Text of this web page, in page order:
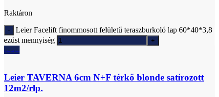
Raktáron
Leier Facelift finommosott felületű teraszburkoló lap 60*40*3,8
ezüst mennyiség
Ajánlatkérés
Leier TAVERNA 6cm N+F térkő blonde satírozott
12m2/rlp.